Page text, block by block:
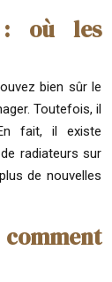
: où les
bien sûr le
Toutefois, il
fait, il existe
radiateurs sur
de nouvelles